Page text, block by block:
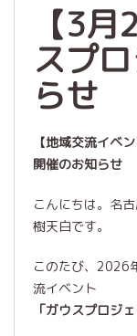
【3
スプ
らせ
【地域交流イベ
開催のお知らせ
こんにちは。名
樹天白です。
このたび、2026
流イベント
「ガウスプロジェ